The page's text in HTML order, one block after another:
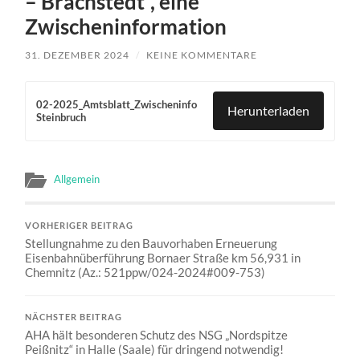
Zwischeninformation
31. DEZEMBER 2024 / KEINE KOMMENTARE
02-2025_Amtsblatt_Zwischeninfo
Steinbruch
Herunterladen
Allgemein
VORHERIGER BEITRAG
Stellungnahme zu den Bauvorhaben Erneuerung
Eisenbahnüberführung Bornaer Straße km 56,931 in
Chemnitz (Az.: 521ppw/024-2024#009-753)
NÄCHSTER BEITRAG
AHA hält besonderen Schutz des NSG „Nordspitze
Peißnitz“ in Halle (Saale) für dringend notwendig!